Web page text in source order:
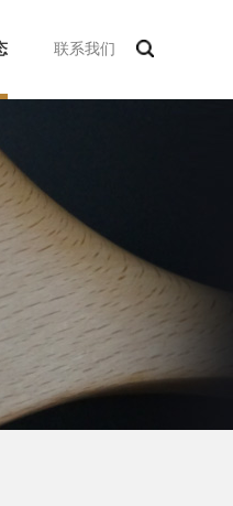
联系我们